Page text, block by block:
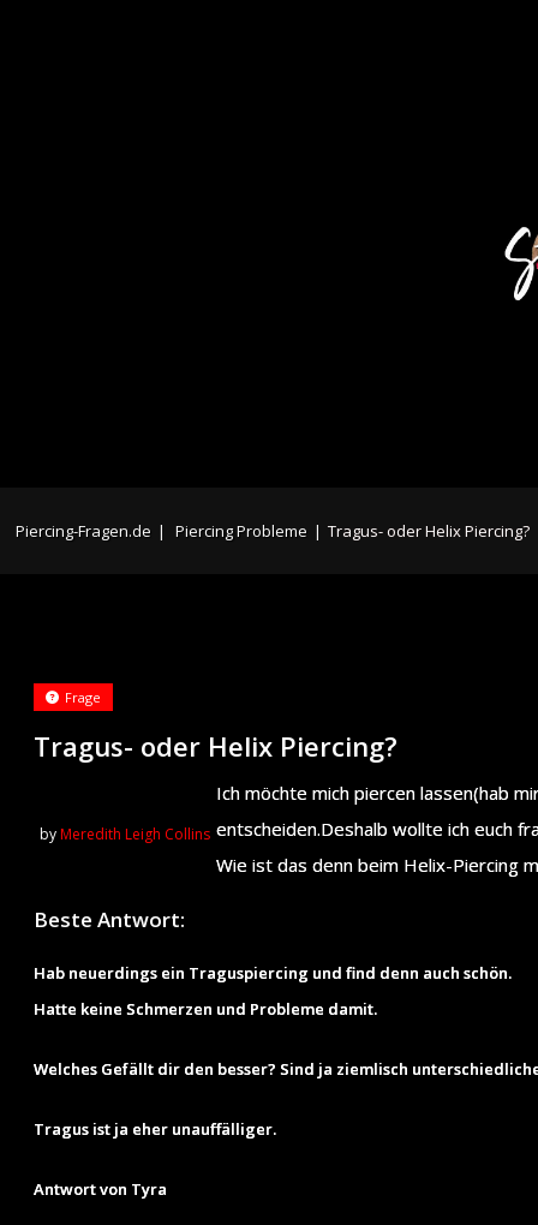
Piercing-Fragen.de | Piercing Probleme | Tragus- oder Helix Piercing?
Tragus- oder Helix Piercing?
Frage
byMeredith Leigh Collins
Ich möchte mich piercen lassen(hab
entscheiden.Deshalb wollte ich euch
Wie ist das denn beim Helix-Piercing
Beste Antwort:
Hab neuerdings ein Traguspiercing und find denn auch schön.
Hatte keine Schmerzen und Probleme damit.
Welches Gefällt dir den besser? Sind ja ziemlisch
Tragus ist ja eher unauffälliger.
Antwort von Tyra